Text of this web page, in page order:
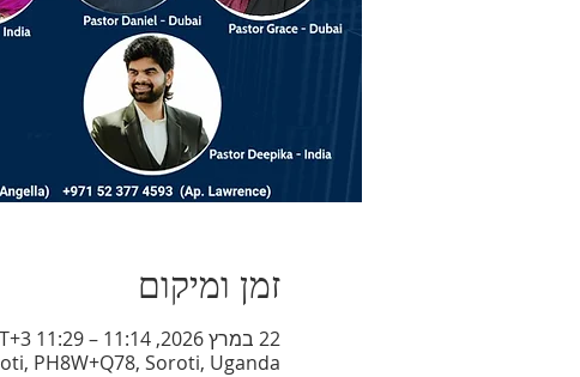
זמן ומיקום
22 במרץ 2026, 11:14 – 11:29 GMT‎+3‎
PH8W+Q78, Soroti, Uganda